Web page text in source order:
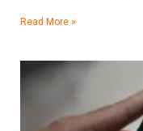
Read More »